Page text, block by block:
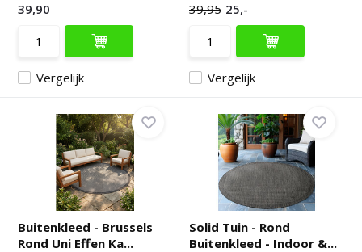
Vergelijk
39,90
Vergelijk
39,95 25,-
Buitenkleed - Brussels
Rond Uni Effen Ka...
Solid Tuin - Rond
Buitenkleed - Indoor &...